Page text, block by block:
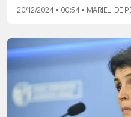
20/12/2024 • 00:54 • MARIELI DE